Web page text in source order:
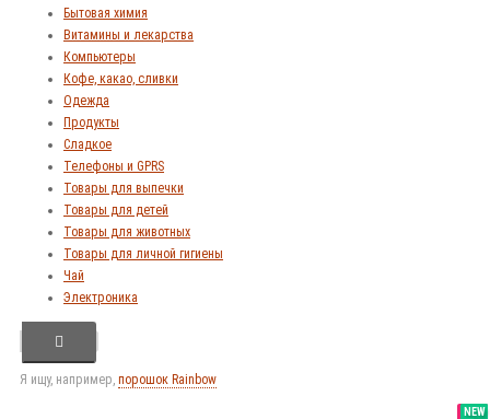
Бытовая химия
Витамины и лекарства
Компьютеры
Кофе, какао, сливки
Одежда
Продукты
Сладкое
Телефоны и GPRS
Товары для выпечки
Товары для детей
Товары для животных
Товары для личной гигиены
Чай
Электроника
Я ищу, например, порошок Rainbow
NEW
SALE
NEW
NEW